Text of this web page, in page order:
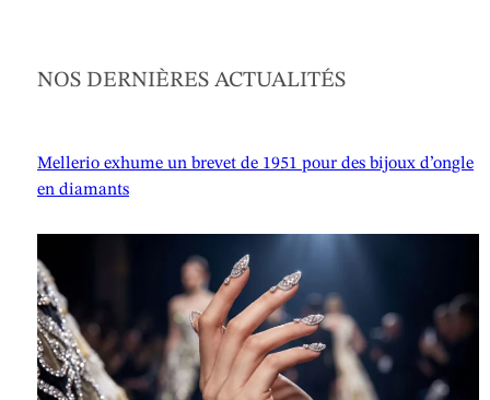
NOS DERNIÈRES ACTUALITÉS
Mellerio exhume un brevet de 1951 pour des bijoux d’ongle
en diamants